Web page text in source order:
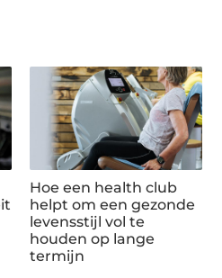
Hoe een health club
helpt om een gezonde
levensstijl vol te
houden op lange
termijn